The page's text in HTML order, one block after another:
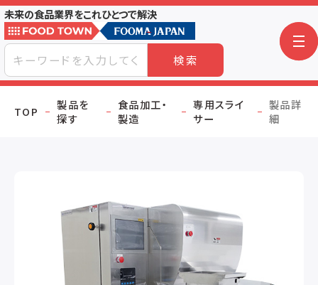
未来の食品業界をこれひとつで解決
検索
TOP
製品を
探す
食品加工・
製造
専用スライ
サー
製品詳
細